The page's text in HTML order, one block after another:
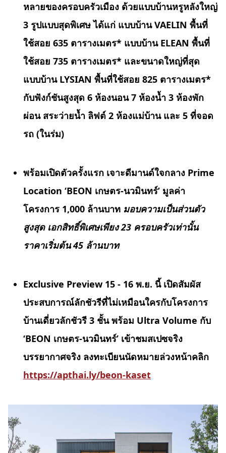
หลายของครอบครัวเมือง ด้วยแบบบ้านหรูหลังใหญ่
3 รูปแบบสุดพิเศษ ได้แก่ แบบบ้าน VAELIN พื้นที่
ใช้สอย 635 ตารางเมตร* แบบบ้าน ELEAN พื้นที่
ใช้สอย 735 ตารางเมตร* และขนาดใหญ่ที่สุด
แบบบ้าน LYSIAN พื้นที่ใช้สอย 825 ตารางเมตร*
กับฟังก์ชันสูงสุด 6 ห้องนอน7 ห้องน้ำ 3 ห้องพัก
ผ่อน สระว่ายน้ำ ลิฟต์ 2 ห้องแม่บ้าน และ 5 ที่จอด
รถ (ในร่ม)
พร้อมเปิดตัวครั้งแรก เจาะดีมานด์ใจกลาง Prime
Location ‘BEON เกษตร-นวมินทร์’ มูลค่า
โครงการ 1,000 ล้านบาท มอบความเป็นส่วนตัว
สูงสุด เอกสิทธิ์พิเศษเพียง23 ครอบครัวเท่านั้น
ราคาเริ่มต้น 45 ล้านบาท
Exclusive Preview 15 - 16 พ.ย. นี้ เปิดสัมผัส
ประสบการณ์ลักชัวรีที่ไม่เหมือนใครกับโครงการ
บ้านเดี่ยวลักชัวรี 3 ชั้น พร้อม Ultra Volume กับ
‘BEON เกษตร-นวมินทร์’ เข้าชมสเปซจริง
บรรยากาศจริง ลงทะเบียนนัดหมายล่วงหน้าคลิก
https://apthai.ly/beon-kaset